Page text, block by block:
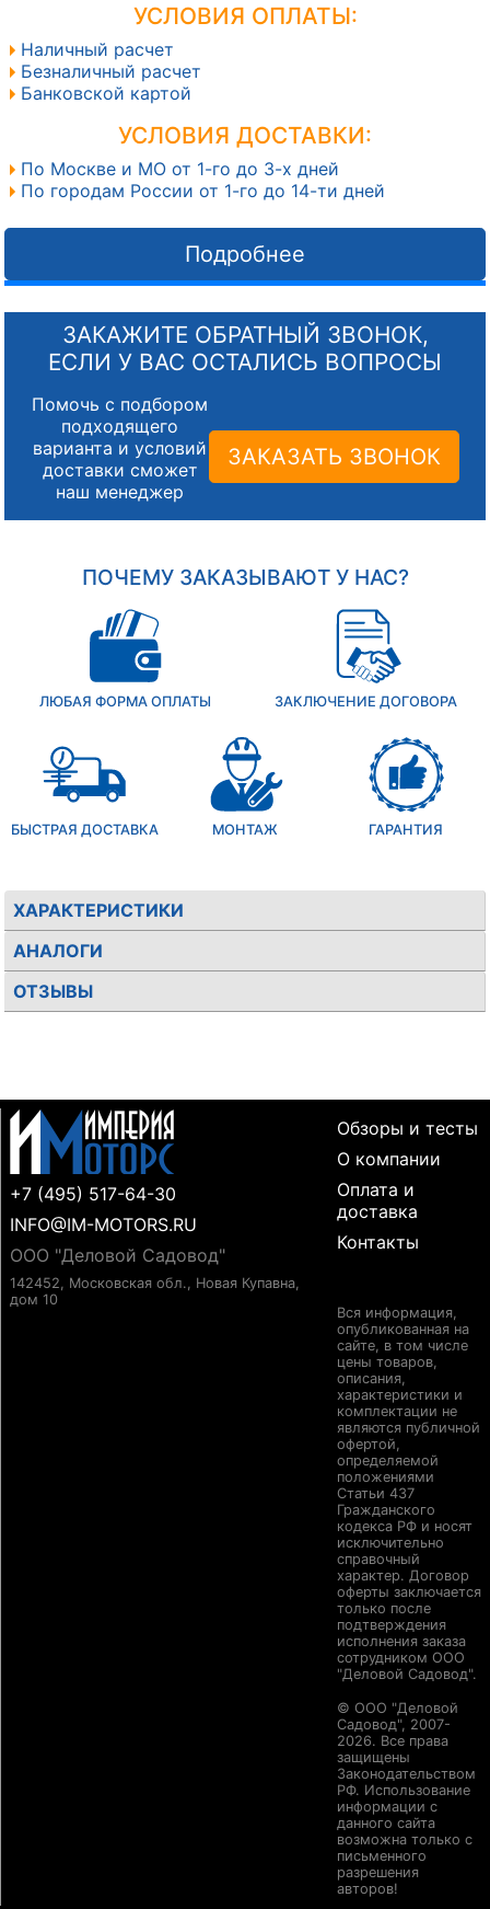
УСЛОВИЯ ОПЛАТЫ:
Наличный расчет
Безналичный расчет
Банковской картой
УСЛОВИЯ ДОСТАВКИ:
По Москве и МО от 1-го до 3-х дней
По городам России от 1-го до 14-ти дней
Подробнее
ЗАКАЖИТЕ ОБРАТНЫЙ ЗВОНОК,
ЕСЛИ У ВАС ОСТАЛИСЬ ВОПРОСЫ
Помочь с подбором
подходящего
варианта и условий
доставки сможет
наш менеджер
ЗАКАЗАТЬ ЗВОНОК
ПОЧЕМУ ЗАКАЗЫВАЮТ У НАС?
ЛЮБАЯ ФОРМА ОПЛАТЫ ЗАКЛЮЧЕНИЕ ДОГОВОРА
БЫСТРАЯ ДОСТАВКА МОНТАЖ ГАРАНТИЯ
ХАРАКТЕРИСТИКИ
АНАЛОГИ
ОТЗЫВЫ
+7 (495) 517-64-30
INFO@IM-MOTORS.RU
ООО "Деловой Садовод"
142452, Московская обл., Новая Купавна,
дом 10
Обзоры и тесты
О компании
Оплата и
доставка
Контакты
Вся информация,
опубликованная на
сайте, в том числе
цены товаров,
описания,
характеристики и
комплектации не
являются публичной
офертой,
определяемой
положениями
Статьи 437
Гражданского
кодекса РФ и носят
исключительно
справочный
характер. Договор
оферты заключается
только после
подтверждения
исполнения заказа
сотрудником ООО
"Деловой Садовод".
© ООО "Деловой
Садовод", 2007-
2026. Все права
защищены
Законодательством
РФ. Использование
информации с
данного сайта
возможна только с
письменного
разрешения
авторов!